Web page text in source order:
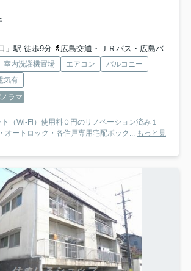
」駅 徒歩9分
広島交通・ＪＲバス・広島バス「矢口上バス停」バス停下車 徒歩1分
室内洗濯機置場 エアコン
バルコニー
気有
ラマ
（Wi-Fi）使用料０円のリノベーション済み１
ートロック・各住戸専用宅配ボック...
もっと見